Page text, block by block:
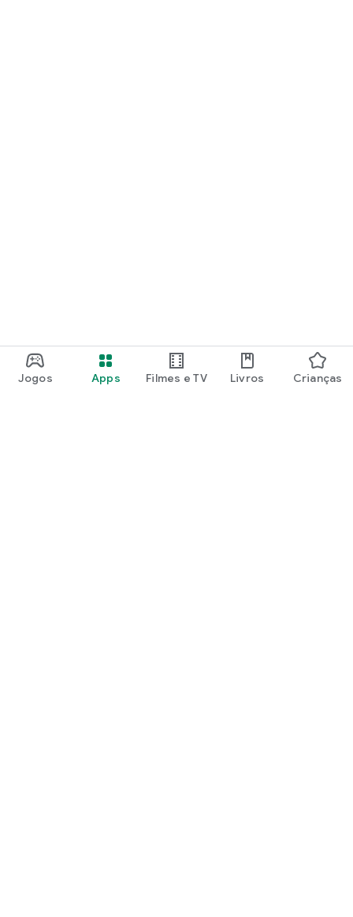
Jogos Apps Filmes e TV Livros Crianças